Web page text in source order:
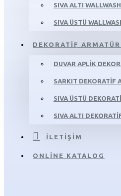
SIVA ALTI
SIVA ÜSTÜ
DEKORATIF
DUVAR APLIK
SARKIT DEKORATIF
SIVA ÜSTÜ
SIVA ALTI
İLETIŞIM
ONLINE KATALOG